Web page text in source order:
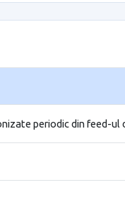
periodic din feed-ul